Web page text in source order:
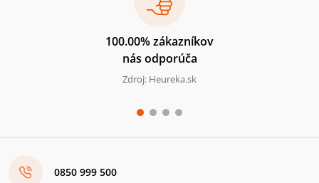
100.00% zákazníkov
nás odporúča
Zdroj: Heureka.sk
0850 999 500